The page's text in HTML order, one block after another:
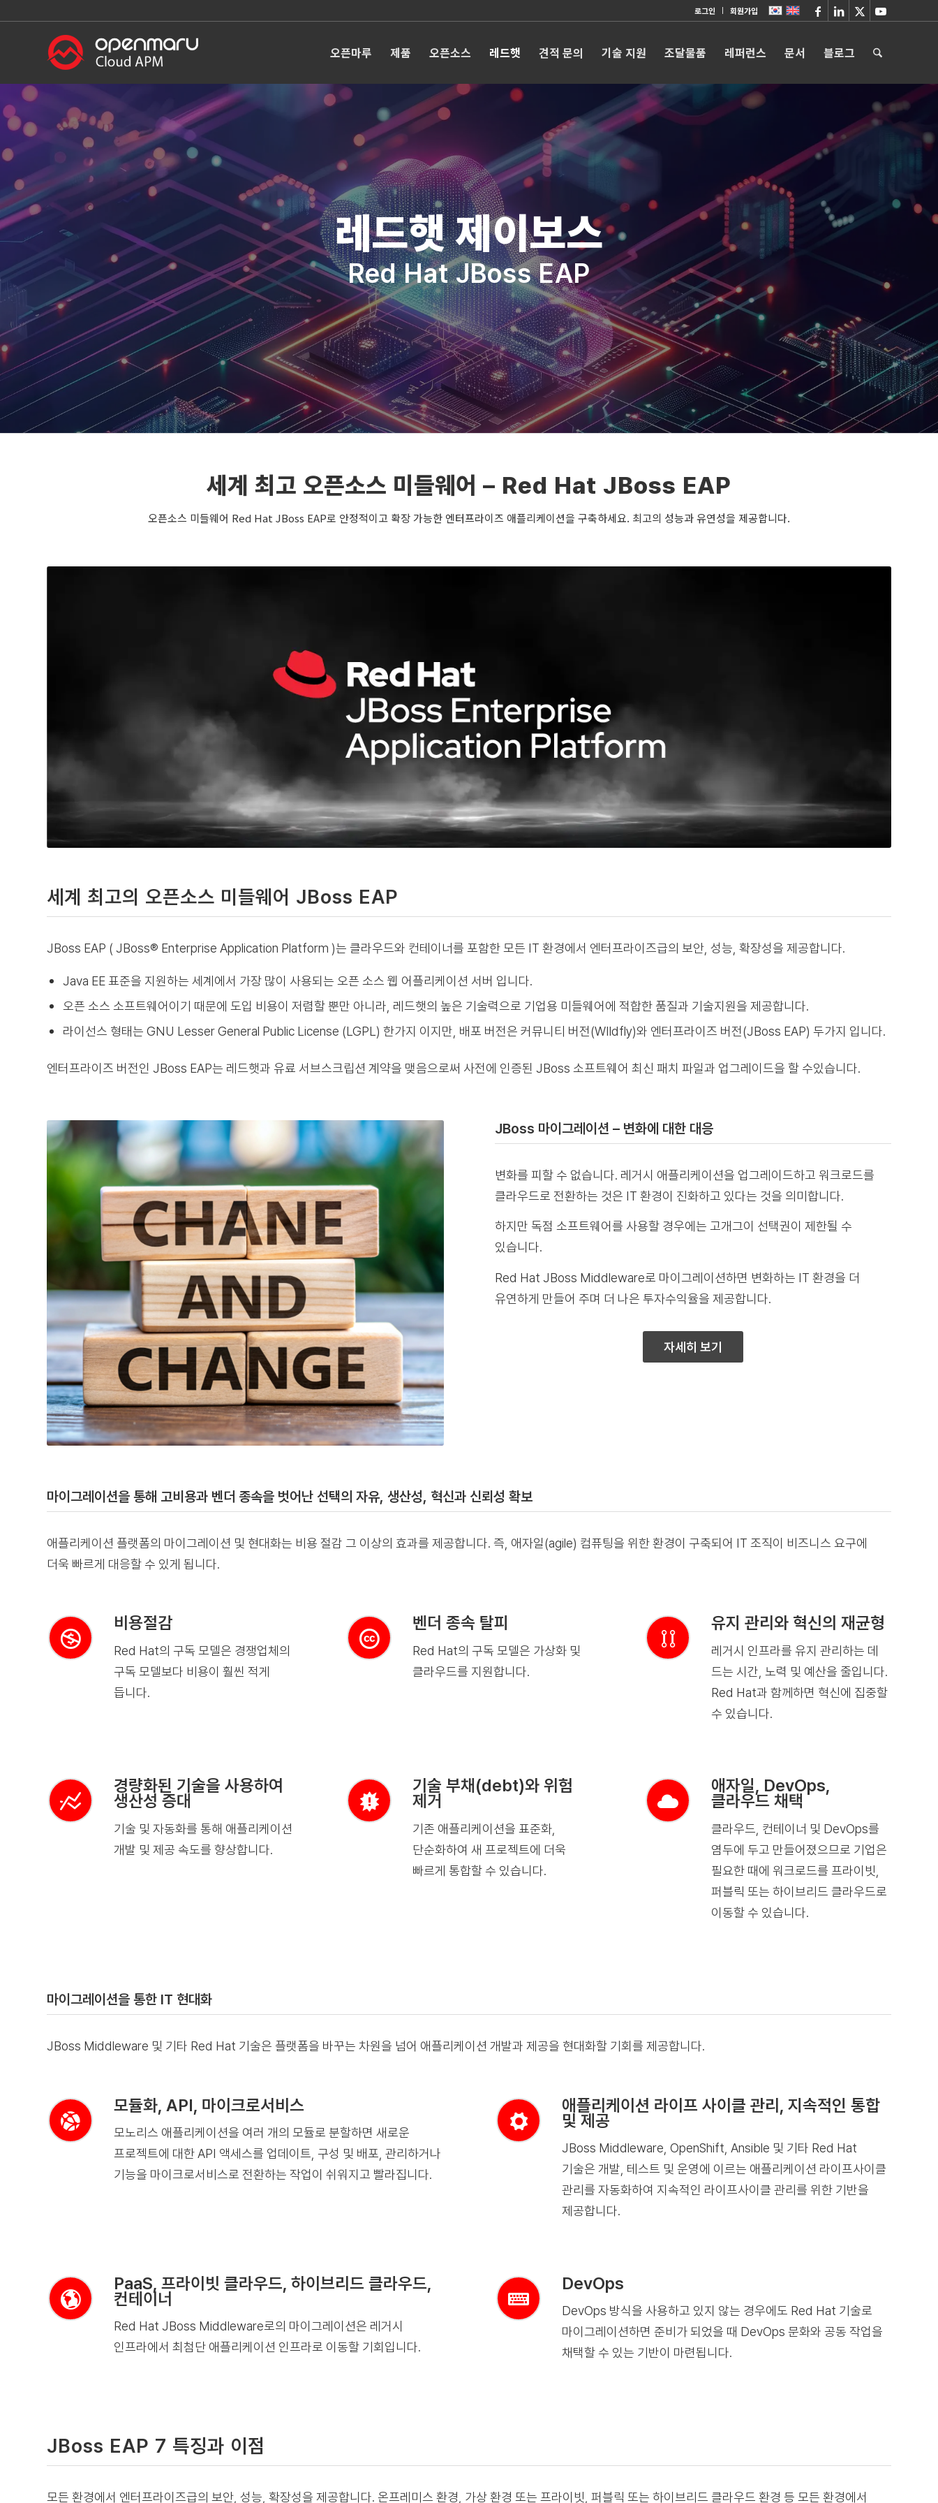
로그인 회원가입
오픈마루 제품 오픈소스 레드햇 견적 문의 기술 지원 조달물품 레퍼런스 문서 블로그
레드햇 제이보스
Red Hat JBoss EAP
세계 최고 오픈소스 미들웨어 – Red Hat JBoss EAP
오픈소스 미들웨어 Red Hat JBoss EAP로 안정적이고 확장 가능한 엔터프라이즈 애플리케이션을 구축하세요. 최고의 성능과 유연성을 제공합니다.
세계 최고의 오픈소스 미들웨어 JBoss EAP
JBoss EAP ( JBoss® Enterprise Application Platform )는 클라우드와 컨테이너를 포함한 모든 IT 환경에서 엔터프라이즈급의 보안, 성능, 확장성을 제공합니다.
Java EE 표준을 지원하는 세계에서 가장 많이 사용되는 오픈 소스 웹 어플리케이션 서버 입니다.
오픈 소스 소프트웨어이기 때문에 도입 비용이 저렴할 뿐만 아니라, 레드햇의 높은 기술력으로 기업용 미들웨어에 적합한 품질과 기술지원을 제공합니다.
라이선스 형태는 GNU Lesser General Public License (LGPL) 한가지 이지만, 배포 버전은 커뮤니티 버전(WIldfly)와 엔터프라이즈 버전(JBoss EAP) 두가지 입니다.
엔터프라이즈 버전인 JBoss EAP는 레드햇과 유료 서브스크립션 계약을 맺음으로써 사전에 인증된 JBoss 소프트웨어 최신 패치 파일과 업그레이드을 할 수있습니다.
JBoss 마이그레이션 – 변화에 대한 대응
변화를 피할 수 없습니다. 레거시 애플리케이션을 업그레이드하고 워크로드를
클라우드로 전환하는 것은 IT 환경이 진화하고 있다는 것을 의미합니다.
하지만 독점 소프트웨어를 사용할 경우에는 고개그이 선택권이 제한될 수
있습니다.
Red Hat JBoss Middleware로 마이그레이션하면 변화하는 IT 환경을 더
유연하게 만들어 주며 더 나은 투자수익율을 제공합니다.
자세히 보기
마이그레이션을 통해 고비용과 벤더 종속을 벗어난 선택의 자유, 생산성, 혁신과 신뢰성 확보
애플리케이션 플랫폼의 마이그레이션 및 현대화는 비용 절감 그 이상의 효과를 제공합니다. 즉, 애자일(agile) 컴퓨팅을 위한 환경이 구축되어 IT 조직이 비즈니스 요구에
더욱 빠르게 대응할 수 있게 됩니다.
비용절감
Red Hat의 구독 모델은 경쟁업체의
구독 모델보다 비용이 훨씬 적게
듭니다.
벤더 종속 탈피
Red Hat의 구독 모델은 가상화 및
클라우드를 지원합니다.
유지 관리와 혁신의 재균형
레거시 인프라를 유지 관리하는 데
드는 시간, 노력 및 예산을 줄입니다.
Red Hat과 함께하면 혁신에 집중할
수 있습니다.
경량화된 기술을 사용하여
생산성 증대
기술 및 자동화를 통해 애플리케이션
개발 및 제공 속도를 향상합니다.
기술 부채(debt)와 위험
제거
기존 애플리케이션을 표준화,
단순화하여 새 프로젝트에 더욱
빠르게 통합할 수 있습니다.
애자일, DevOps,
클라우드 채택
클라우드, 컨테이너 및 DevOps를
염두에 두고 만들어졌으므로 기업은
필요한 때에 워크로드를 프라이빗,
퍼블릭 또는 하이브리드 클라우드로
이동할 수 있습니다.
마이그레이션을 통한 IT 현대화
JBoss Middleware 및 기타 Red Hat 기술은 플랫폼을 바꾸는 차원을 넘어 애플리케이션 개발과 제공을 현대화할 기회를 제공합니다.
모듈화, API, 마이크로서비스
모노리스 애플리케이션을 여러 개의 모듈로 분할하면 새로운
프로젝트에 대한 API 액세스를 업데이트, 구성 및 배포, 관리하거나
기능을 마이크로서비스로 전환하는 작업이 쉬워지고 빨라집니다.
애플리케이션 라이프 사이클 관리, 지속적인 통합
및 제공
JBoss Middleware, OpenShift, Ansible 및 기타 Red Hat
기술은 개발, 테스트 및 운영에 이르는 애플리케이션 라이프사이클
관리를 자동화하여 지속적인 라이프사이클 관리를 위한 기반을
제공합니다.
PaaS, 프라이빗 클라우드, 하이브리드 클라우드,
컨테이너
Red Hat JBoss Middleware로의 마이그레이션은 레거시
인프라에서 최첨단 애플리케이션 인프라로 이동할 기회입니다.
DevOps
DevOps 방식을 사용하고 있지 않는 경우에도 Red Hat 기술로
마이그레이션하면 준비가 되었을 때 DevOps 문화와 공동 작업을
채택할 수 있는 기반이 마련됩니다.
JBoss EAP 7 특징과 이점
모든 환경에서 엔터프라이즈급의 보안, 성능, 확장성을 제공합니다. 온프레미스 환경, 가상 환경 또는 프라이빗, 퍼블릭 또는 하이브리드 클라우드 환경 등 모든 환경에서